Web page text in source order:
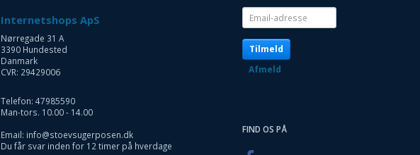
Internetshops ApS
Nørregade 31 A
3390 Hundested
Danmark
CVR: 29429006
Telefon: 47985590
Man-tors. 10.00 - 14.00
Email: info@stoevsugerposen.dk
Du får svar inden for 12 timer på hverdage
Email-
adresse
Tilmeld
Afmeld
FIND OS PÅ